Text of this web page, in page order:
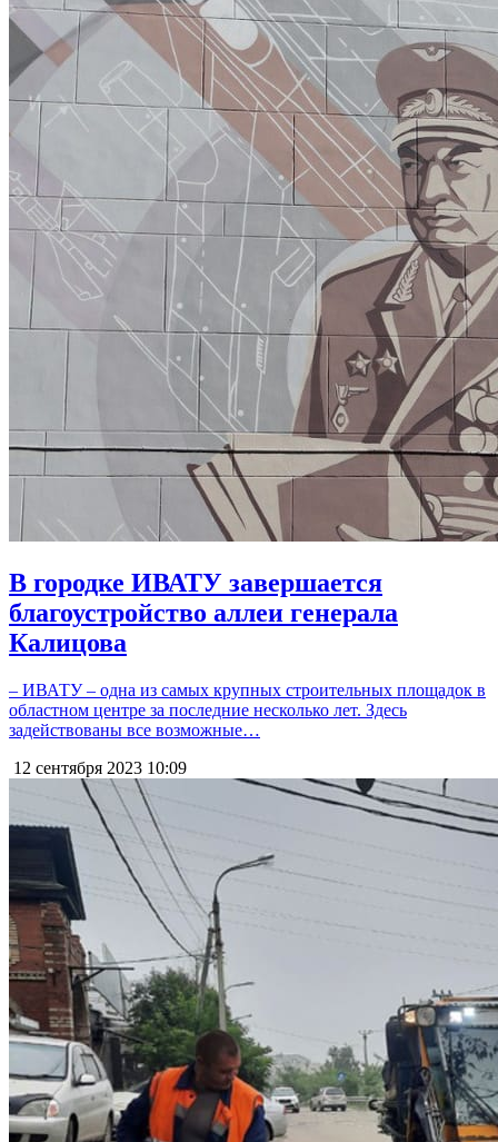
В городке ИВАТУ завершается
благоустройство аллеи генерала
Калицова
– ИВАТУ – одна из самых крупных строительных площадок в
областном центре за последние несколько лет. Здесь
задействованы все возможные…
12 сентября 2023 10:09